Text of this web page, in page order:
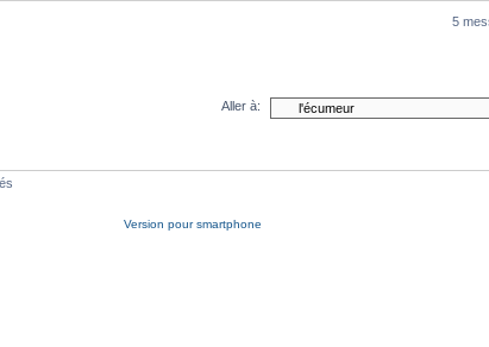
5
Aller à:
Version pour smartphone